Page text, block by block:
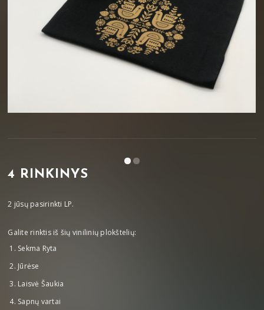
4 RINKINYS
2 jūsų pasirinkti LP.
Galite rinktis iš šių vinilinių plokštelių:
Sekma Ryta
Jūrėse
Laisvė Šaukia
Sapnų vartai